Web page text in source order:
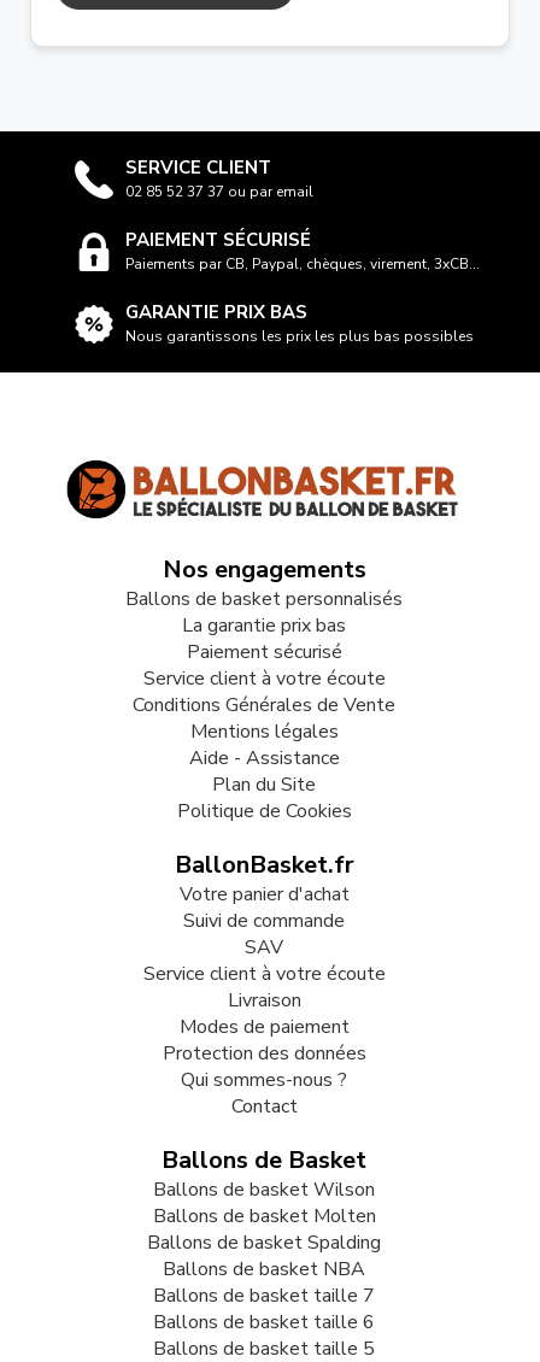
SERVICE CLIENT
02 85 52 37 37 ou par email
PAIEMENT SÉCURISÉ
Paiements par CB, Paypal, chèques, virement, 3xCB...
GARANTIE PRIX BAS
Nous garantissons les prix les plus bas possibles
Nos engagements
Ballons de basket personnalisés
La garantie prix bas
Paiement sécurisé
Service client à votre écoute
Conditions Générales de Vente
Mentions légales
Aide - Assistance
Plan du Site
Politique de Cookies
BallonBasket.fr
Votre panier d'achat
Suivi de commande
SAV
Service client à votre écoute
Livraison
Modes de paiement
Protection des données
Qui sommes-nous ?
Contact
Ballons de Basket
Ballons de basket Wilson
Ballons de basket Molten
Ballons de basket Spalding
Ballons de basket NBA
Ballons de basket taille 7
Ballons de basket taille 6
Ballons de basket taille 5